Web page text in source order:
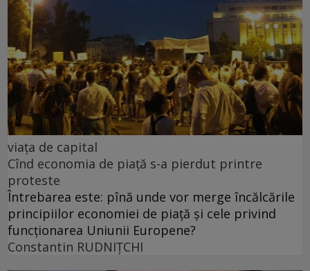
viața de capital
Cînd economia de piață s-a pierdut printre
proteste
Întrebarea este: pînă unde vor merge încălcările
principiilor economiei de piață și cele privind
funcționarea Uniunii Europene?
Constantin RUDNIŢCHI